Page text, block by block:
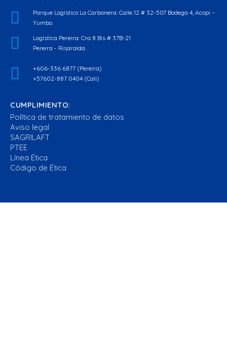
Parque Logístico La Carbonera: Calle 12 # 32-507 Bodega 4, Acopi –
Yumbo.
Logística Pereira: Cra 8 Bis # 37B-21
Pereira - Risaralda.
+606-336 6877 (Pereira)
+57602-887 0404 (Cali)
CUMPLIMIENTO:
Política de tratamiento de datos
Aviso legal
SAGRILAFT
PTEE
Línea Ética
Código de Ética